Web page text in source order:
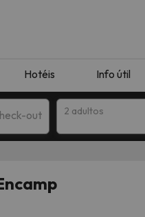
Hotéis Info útil
out 2 adultos